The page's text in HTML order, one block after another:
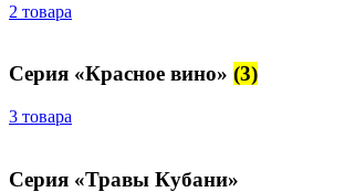
2 товара
Серия «Красное вино» (3)
3 товара
Серия «Травы Кубани»